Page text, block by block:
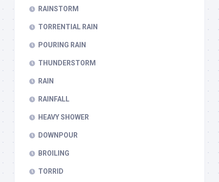
RAINSTORM
TORRENTIAL RAIN
POURING RAIN
THUNDERSTORM
RAIN
RAINFALL
HEAVY SHOWER
DOWNPOUR
BROILING
TORRID